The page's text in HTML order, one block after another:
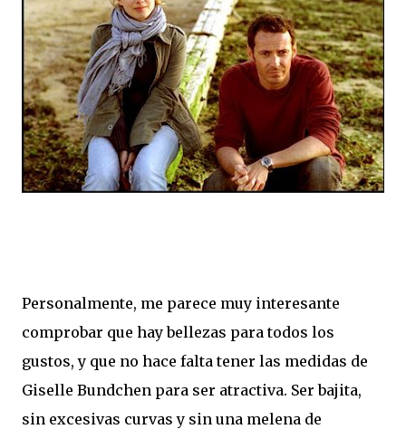
Personalmente, me parece muy interesante
comprobar que hay bellezas para todos los
gustos, y que no hace falta tener las medidas de
Giselle Bundchen para ser atractiva. Ser bajita,
sin excesivas curvas y sin una melena de